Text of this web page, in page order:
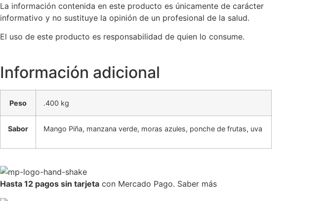
La información contenida en este producto es únicamente de carácter
informativo y no sustituye la opinión de un profesional de la salud.
El uso de este producto es responsabilidad de quien lo consume.
Información adicional
Peso .400 kg
Sabor Mango Piña, manzana verde, moras azules, ponche de frutas, uva
Hasta 12 pagos sin tarjeta con Mercado Pago. Saber más